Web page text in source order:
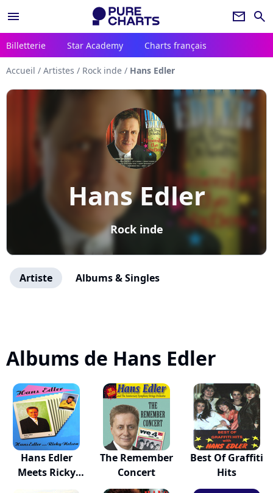
menu newsletter search
Billetterie Star Academy Charts français
Accueil / Artistes / Rock inde / Hans Edler
Hans Edler
Rock inde
Artiste Albums & Singles
Albums de Hans Edler
Hans Edler
Meets Ricky
The Remember
Concert
Best Of Graffiti
Hits